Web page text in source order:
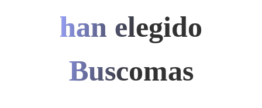
han elegido
Buscomas